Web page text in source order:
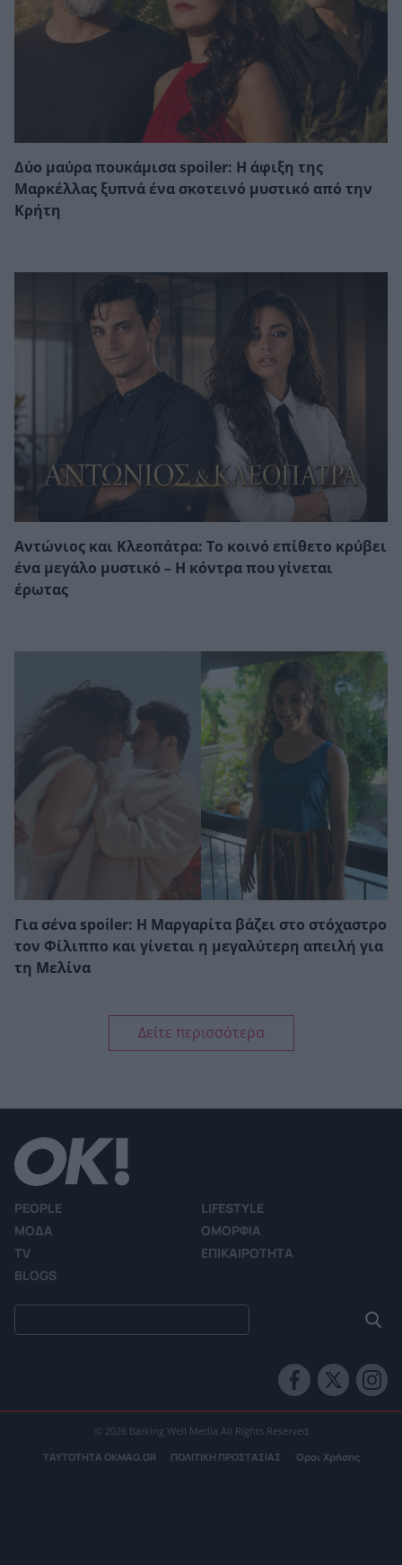
Δύο μαύρα πουκάμισα spoiler: Η άφιξη της
Μαρκέλλας ξυπνά ένα σκοτεινό μυστικό από την
Κρήτη
Αντώνιος και Κλεοπάτρα: Το κοινό επίθετο κρύβει
ένα μεγάλο μυστικό – Η κόντρα που γίνεται
έρωτας
Για σένα spoiler: Η Μαργαρίτα βάζει στο στόχαστρο
τον Φίλιππο και γίνεται η μεγαλύτερη απειλή για
τη Μελίνα
Δείτε περισσότερα
PEOPLE
LIFESTYLE
ΜΟΔΑ
ΟΜΟΡΦΙΑ
TV
ΕΠΙΚΑΙΡΟΤΗΤΑ
BLOGS
© 2026 Barking Well Media All Rights Reserved
ΤΑΥΤΟΤΗΤΑ OKMAG.GR ΠΟΛΙΤΙΚΗ ΠΡΟΣΤΑΣΙΑΣ Όροι Χρήσης